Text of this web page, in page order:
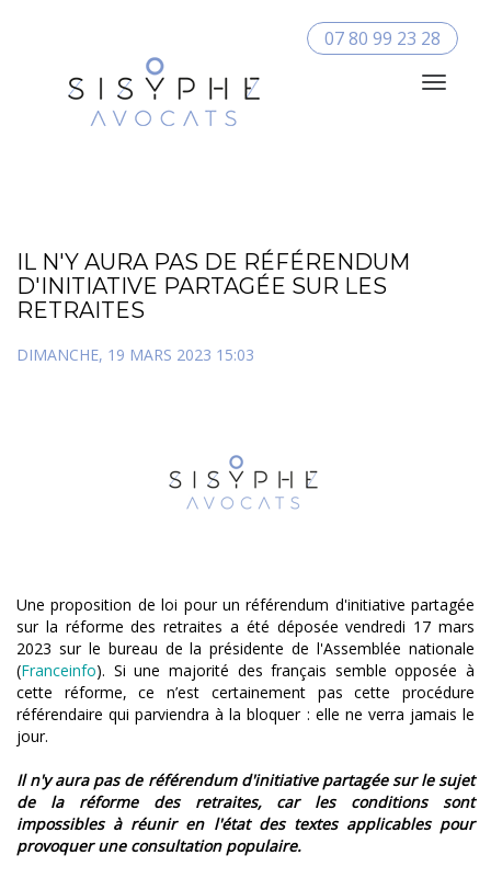
07 80 99 23 28
Toggle
IL N'Y AURA PAS DE RÉFÉRENDUM
D'INITIATIVE PARTAGÉE SUR LES
RETRAITES
DIMANCHE, 19 MARS 2023 15:03
Une proposition de loi pour un référendum d'initiative partagée
sur la réforme des retraites a été déposée vendredi 17 mars
2023 sur le bureau de la présidente de l'Assemblée nationale
(Franceinfo). Si une majorité des français semble opposée à
cette réforme, ce n’est certainement pas cette procédure
référendaire qui parviendra à la bloquer : elle ne verra jamais le
jour.
Il n'y aura pas de référendum d'initiative partagée sur le sujet
de la réforme des retraites, car les conditions sont
impossibles à réunir en l'état des textes applicables pour
provoquer une consultation populaire.